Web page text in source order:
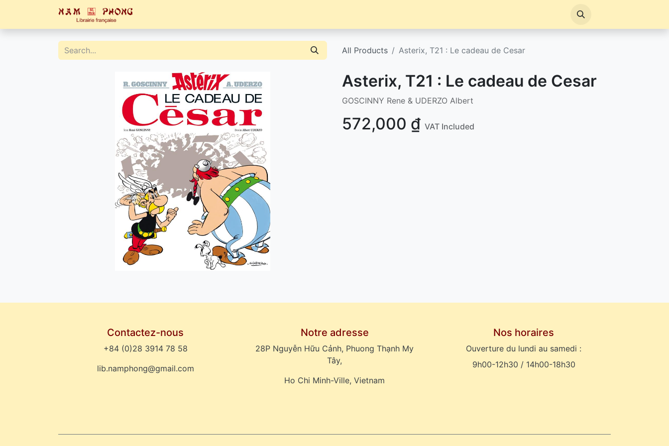
All Products Asterix, T21 : Le cadeau de Cesar
Asterix, T21 : Le cadeau de Cesar
GOSCINNY Rene & UDERZO Albert
572,000 ₫ VAT Included
Contactez-nous
+84 (0)28 3914 78 58
lib.namphong@gmail.com
Notre adresse
28P Nguyễn Hữu Cảnh, Phuong Thạnh My
Tây,
Ho Chi Minh-Ville, Vietnam
Nos horaires
Ouverture du lundi au samedi :
9h00-12h30 / 14h00-18h30